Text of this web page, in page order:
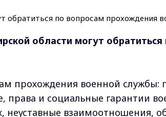
области могут
прохождения военной службы:
права и социальные гарантии
неуставные взаимоотношения,